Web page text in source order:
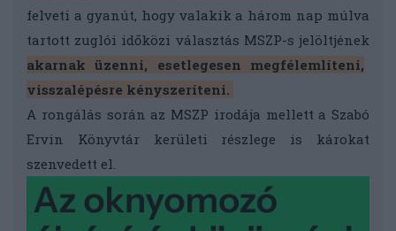
felveti a gyanút, hogy valakik a három nap múlva
tartott zuglói időközi választás MSZP-s jelöltjének
akarnak üzenni, esetlegesen megfélemlíteni,
visszalépésre kényszeríteni.
A rongálás során az MSZP irodája mellett a Szabó
Ervin Könyvtár kerületi részlege is károkat
szenvedett el.